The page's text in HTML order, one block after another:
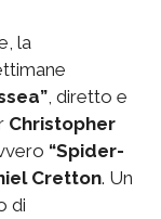
la
, diretto e
Christopher
“Spider-
Cretton. Un
di